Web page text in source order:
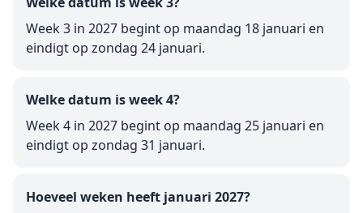
Week 3 in 2027 begint op maandag 18 januari en
eindigt op zondag 24 januari.
Welke datum is week 4?
Week 4 in 2027 begint op maandag 25 januari en
eindigt op zondag 31 januari.
Hoeveel weken heeft januari 2027?